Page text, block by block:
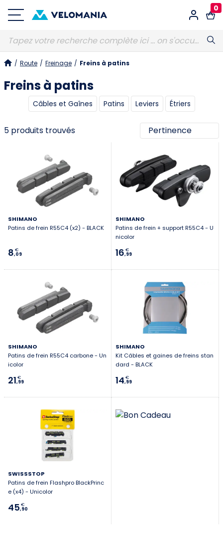
Connexion
E-MAIL
Vous avez oublié votre mot de passe ?
S'identifier
Première connexion ?
Créez votre compte
0
/ Route / Freinage / Freins à patins
Freins à patins
Câbles et Gaînes Patins Leviers Étriers
5 produits trouvés
SHIMANO
Patins de frein R55C4 (x2) - BLACK
8,09
€
SHIMANO
Patins de frein + support R55C4 - U
nicolor
16,99
€
SHIMANO
Patins de frein R55C4 carbone - Un
icolor
21,99
€
SHIMANO
Kit Câbles et gaines de freins stan
dard - BLACK
14,99
€
SWISSSTOP
Patins de frein Flashpro BlackPrinc
e (x4) - Unicolor
45,90
€